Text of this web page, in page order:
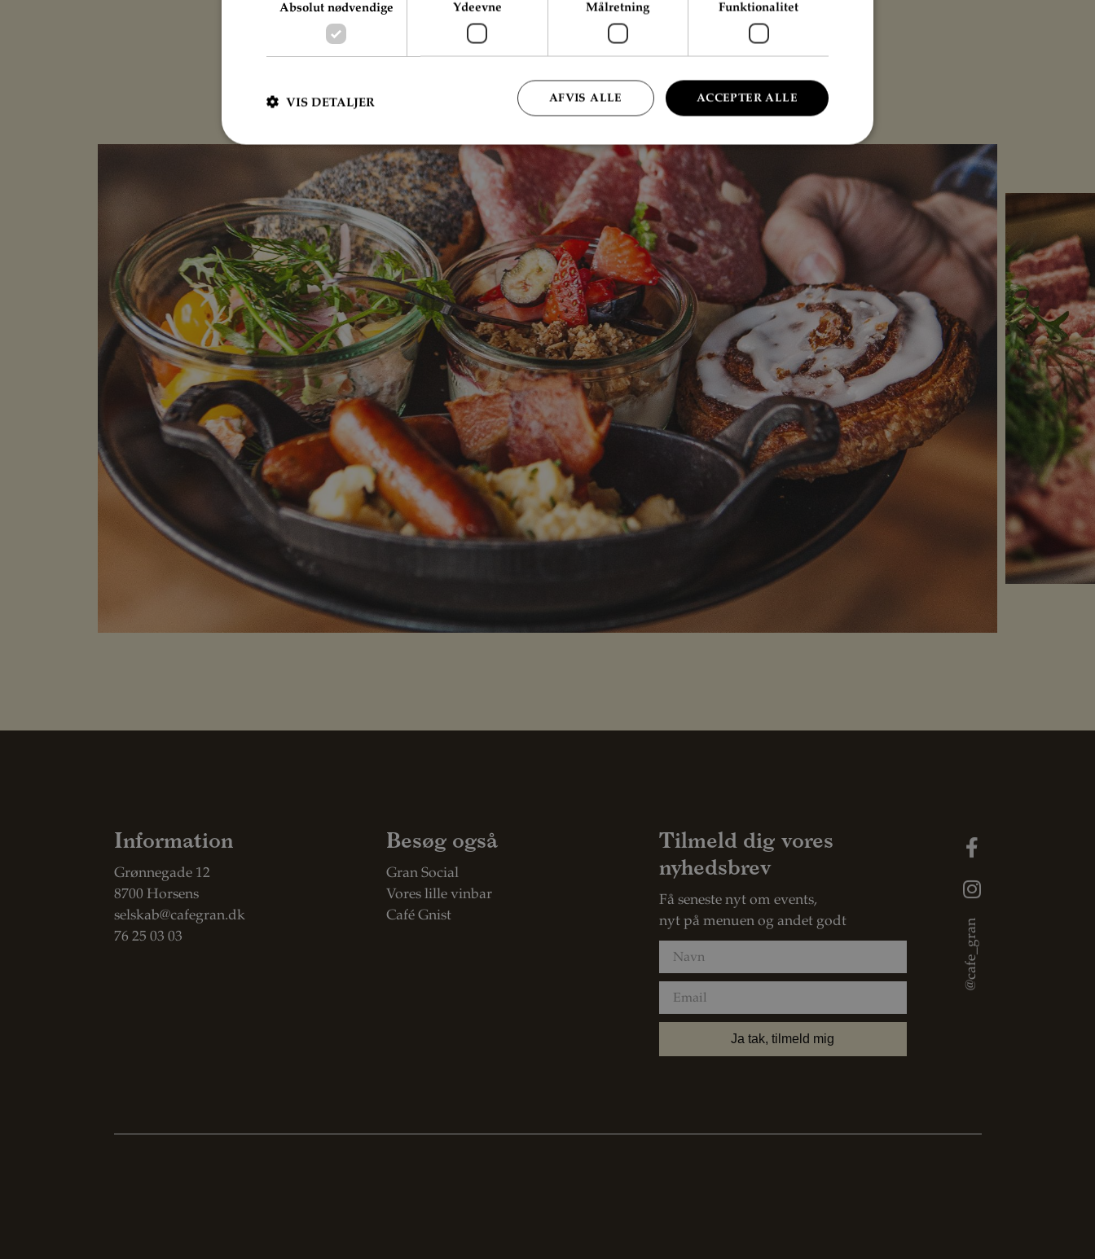
Information
Grønnegade 12
8700 Horsens
selskab@cafegran.dk
76 25 03 03
Besøg også
Gran Social
Vores lille vinbar
Café Gnist
Tilmeld dig vores
nyhedsbrev
Få seneste nyt om events,
nyt på menuen og andet godt
Ja tak, tilmeld mig
@cafe_gran
Absolut nødvendige Ydeevne Målretning Funktionalitet
ACCEPTER ALLE
AFVIS ALLE
VIS DETALJER